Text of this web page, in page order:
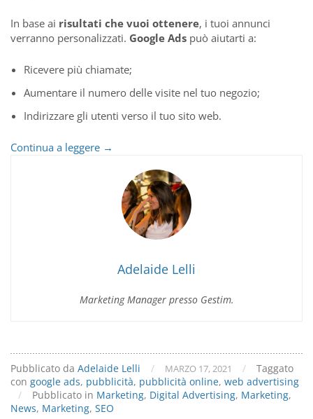
In base ai risultati che vuoi ottenere, i tuoi annunci
verranno personalizzati. Google Ads può aiutarti a:
Ricevere più chiamate;
Aumentare il numero delle visite nel tuo negozio;
Indirizzare gli utenti verso il tuo sito web.
Continua a leggere Fai
attività
Google
→
Adelaide Lelli
Marketing Manager presso Gestim.
Pubblicato da Adelaide Lelli / MARZO 17, 2021 /
Taggato
con google ads, pubblicità, pubblicità online, web advertising
/
Pubblicato in Marketing, Digital Advertising, Marketing,
News, Marketing, SEO